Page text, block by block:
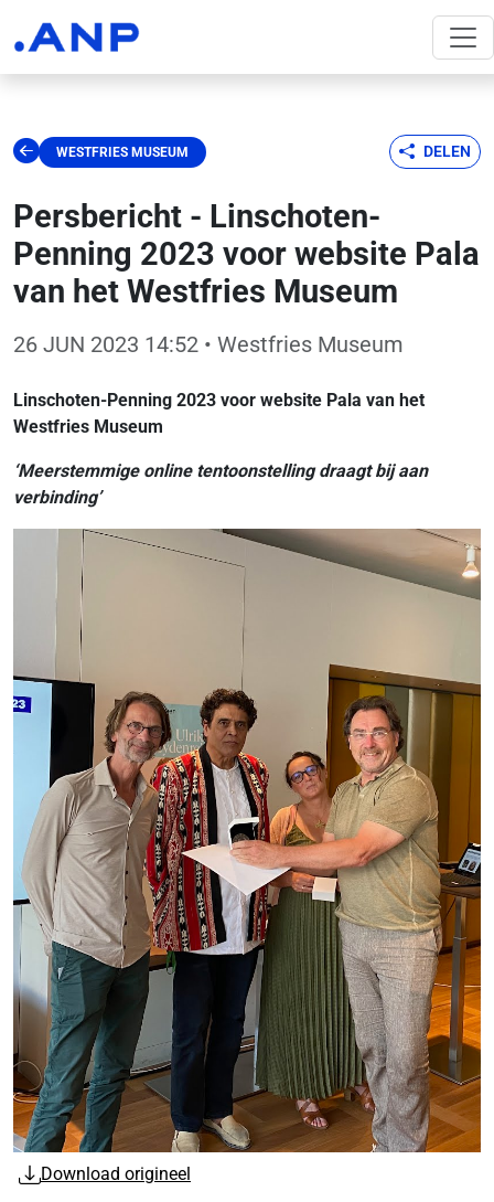
WESTFRIES MUSEUM DELEN
Persbericht - Linschoten-
Penning 2023 voor website Pala
van het Westfries Museum
26 JUN 2023 14:52 • Westfries Museum
Linschoten-Penning 2023 voor website Pala van het
Westfries Museum
‘Meerstemmige online tentoonstelling draagt bij aan
verbinding’
Download origineel